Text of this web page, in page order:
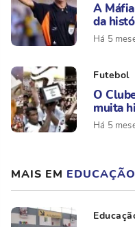
A
da
Há 5
Futebol
O
muita
Há 5
MAIS EM EDUCAÇÃO